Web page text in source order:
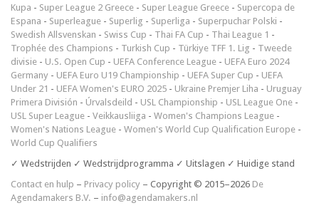
Kupa - Super League 2 Greece - Super League Greece - Supercopa de
Espana - Superleague - Superlig - Superliga - Superpuchar Polski -
Swedish Allsvenskan - Swiss Cup - Thai FA Cup - Thai League 1 -
Trophée des Champions - Turkish Cup - Türkiye TFF 1. Lig - Tweede
divisie - U.S. Open Cup - UEFA Conference League - UEFA Euro 2024
Germany - UEFA Euro U19 Championship - UEFA Super Cup - UEFA
Under 21 - UEFA Women's EURO 2025 - Ukraine Premjer Liha - Uruguay
Primera División - Úrvalsdeild - USL Championship - USL League One -
USL Super League - Veikkausliiga - Women's Champions League -
Women's Nations League - Women's World Cup Qualification Europe -
World Cup Qualifiers
✓ Wedstrijden ✓ Wedstrijdprogramma ✓ Uitslagen ✓ Huidige stand
Contact en hulp – Privacy policy – Copyright © 2015–2026 De
Agendamakers B.V. – info@agendamakers.nl